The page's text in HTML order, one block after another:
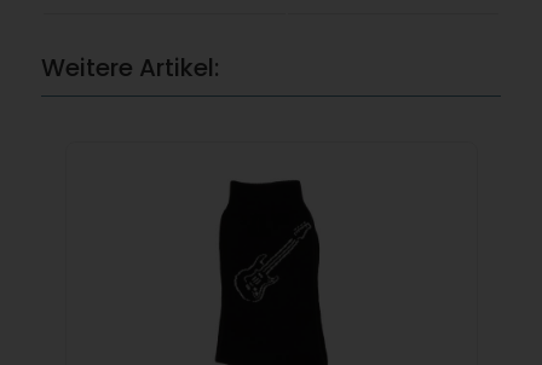
Weitere Artikel: